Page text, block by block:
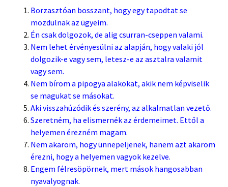
Borzasztóan bosszant, hogy egy tapodtat se
mozdulnak az ügyeim.
Én csak dolgozok, de alig csurran-cseppen valami.
Nem lehet érvényesülni az alapján, hogy valaki jól
dolgozik-e vagy sem, letesz-e az asztalra valamit
vagy sem.
Nem bírom a pipogya alakokat, akik nem képviselik
se magukat se másokat.
Aki visszahúzódik és szerény, az alkalmatlan vezető.
Szeretném, ha elismernék az érdemeimet. Ettől a
helyemen érezném magam.
Nem akarom, hogy ünnepeljenek, hanem azt akarom
érezni, hogy a helyemen vagyok kezelve.
Engem félresöpörnek, mert mások hangosabban
nyavalyognak.